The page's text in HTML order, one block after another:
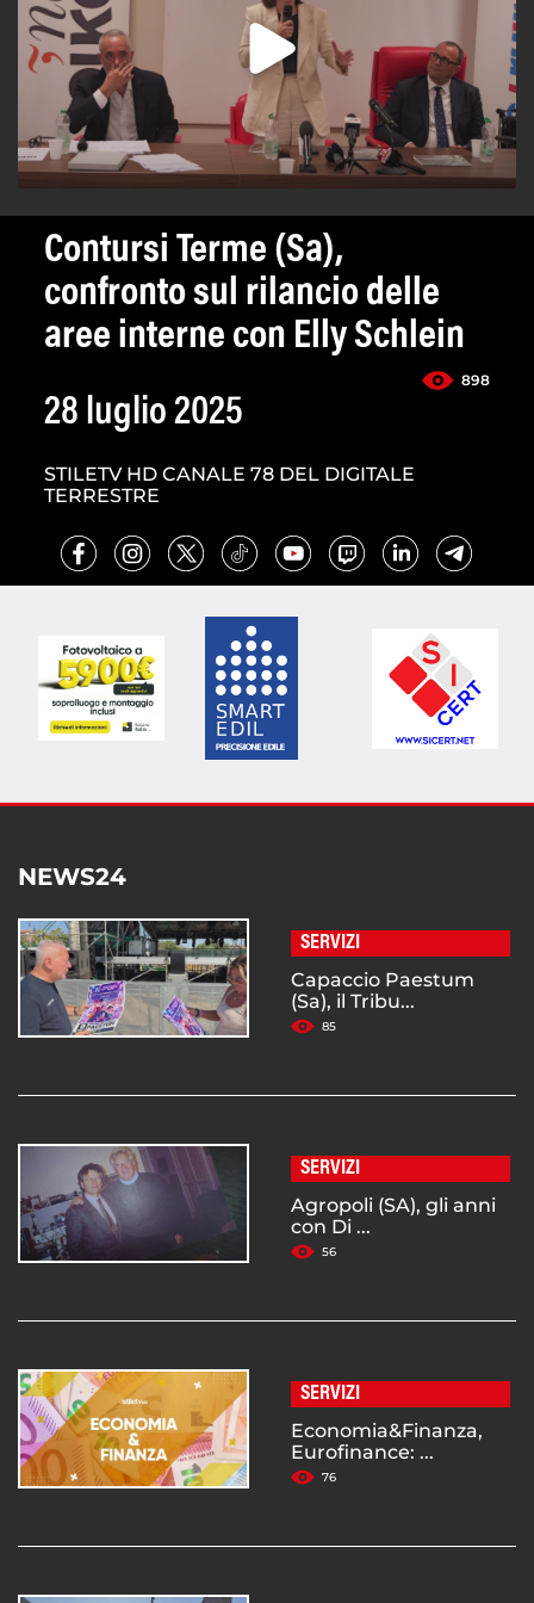
Contursi Terme (Sa),
confronto sul rilancio delle
aree interne con Elly Schlein
898
28 luglio 2025
STILETV HD CANALE 78 DEL DIGITALE
TERRESTRE
NEWS24
SERVIZI
Capaccio Paestum
(Sa), il Tribu...
85
SERVIZI
Agropoli (SA), gli anni
con Di ...
56
SERVIZI
Economia&Finanza,
Eurofinance: ...
76